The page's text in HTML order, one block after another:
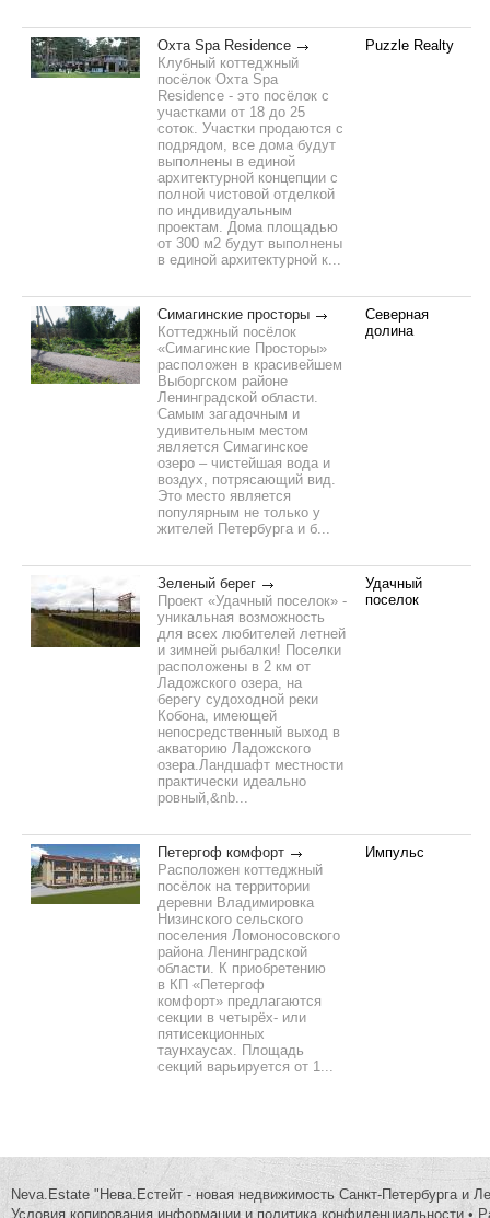
Охта Spa Residence
Клубный коттеджный
посёлок Охта Spa
Residence - это посёлок c
участками от 18 до 25
соток. Участки продаются с
подрядом, все дома будут
выполнены в единой
архитектурной концепции с
полной чистовой отделкой
по индивидуальным
проектам. Дома площадью
от 300 м2 будут выполнены
в единой архитектурной к...
Puzzle Realty
Симагинские просторы
Коттеджный посёлок
«Симагинские Просторы»
расположен в красивейшем
Выборгском районе
Ленинградской области.
Самым загадочным и
удивительным местом
является Симагинское
озеро – чистейшая вода и
воздух, потрясающий вид.
Это место является
популярным не только у
жителей Петербурга и б...
Северная
долина
Зеленый берег
Проект «Удачный поселок» -
уникальная возможность
для всех любителей летней
и зимней рыбалки! Поселки
расположены в 2 км от
Ладожского озера, на
берегу судоходной реки
Кобона, имеющей
непосредственный выход в
акваторию Ладожского
озера.Ландшафт местности
практически идеально
ровный,&nb...
Удачный
поселок
Петергоф комфорт
Расположен коттеджный
посёлок на территории
деревни Владимировка
Низинского сельского
поселения Ломоносовского
района Ленинградской
области. К приобретению
в КП «Петергоф
комфорт» предлагаются
секции в четырёх- или
пятисекционных
таунхаусах. Площадь
секций варьируется от 1...
Импульс
Neva.Estate "Нева.Естейт - новая недвижимость Санкт-Петербурга и
Условия копирования информации и политика конфиденциальности •